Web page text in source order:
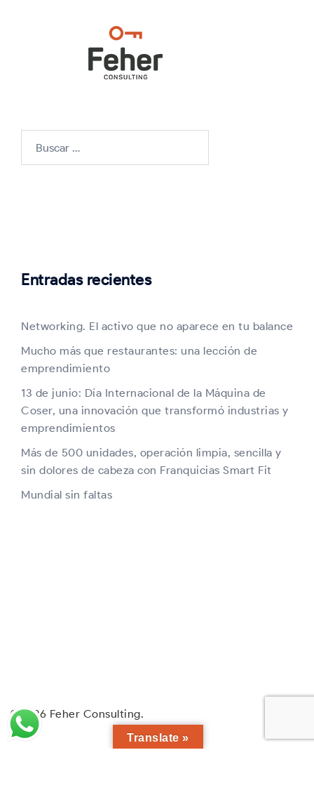
Entradas recientes
Networking. El activo que no aparece en tu balance
Mucho más que restaurantes: una lección de
emprendimiento
13 de junio: Día Internacional de la Máquina de
Coser, una innovación que transformó industrias y
emprendimientos
Más de 500 unidades, operación limpia, sencilla y
sin dolores de cabeza con Franquicias Smart Fit
Mundial sin faltas
© 2026 Feher Consulting.
Translate »